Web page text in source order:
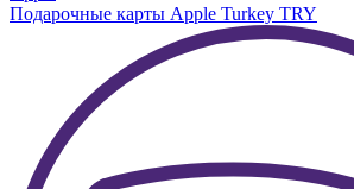
Подарочные карты Apple Turkey TRY